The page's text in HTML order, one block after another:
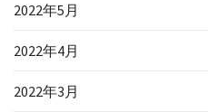
2022年5月
2022年4月
2022年3月